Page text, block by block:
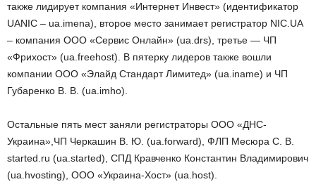
также лидирует компания «Интернет Инвест» (идентификатор
UANIC – ua.imena), второе место занимает регистратор NIC.UA
– компания ООО «Сервис Онлайн» (ua.drs), третье — ЧП
«Фрихост» (ua.freehost). В пятерку лидеров также вошли
компании ООО «Элайд Стандарт Лимитед» (ua.iname) и ЧП
Губаренко В. В. (ua.imho).
Остальные пять мест заняли регистраторы ООО «ДНС-
Украина»,ЧП Черкашин В. Ю. (ua.forward), ФЛП Месюра С. В.
started.ru (ua.started), СПД Кравченко Константин Владимирович
(ua.hvosting), ООО «Украина-Хост» (ua.host).